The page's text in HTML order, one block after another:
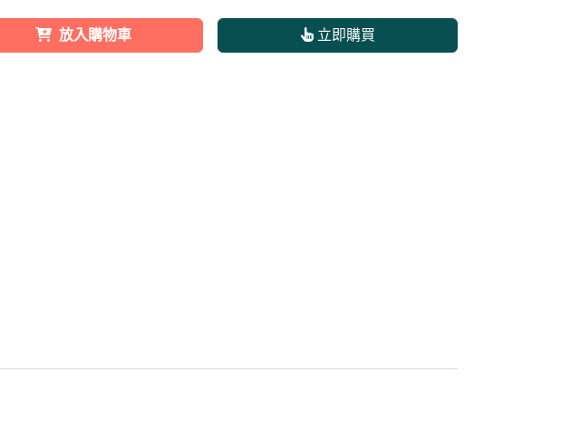
放入購物車 立即購買